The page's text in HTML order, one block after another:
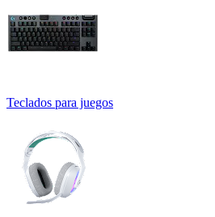
Teclados para juegos